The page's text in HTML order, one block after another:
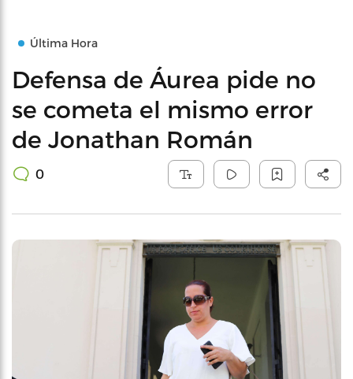
Última Hora
Defensa de Áurea pide no
se cometa el mismo error
de Jonathan Román
0